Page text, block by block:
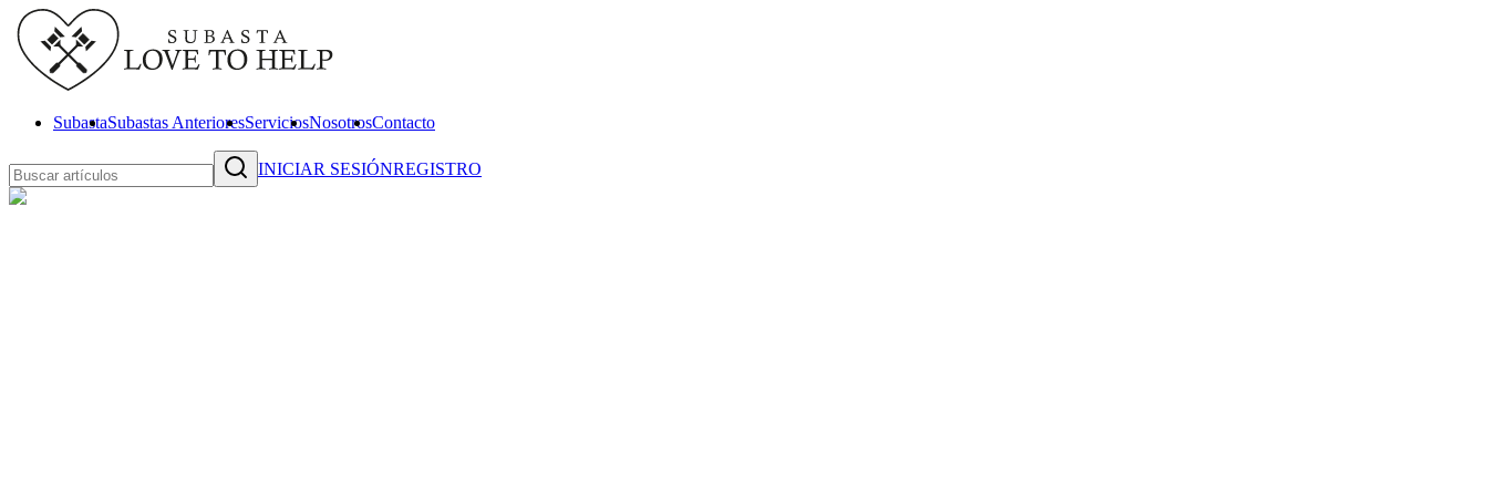
SubastaSubastas AnterioresServiciosNosotrosContacto
INICIAR SESIÓNREGISTRO